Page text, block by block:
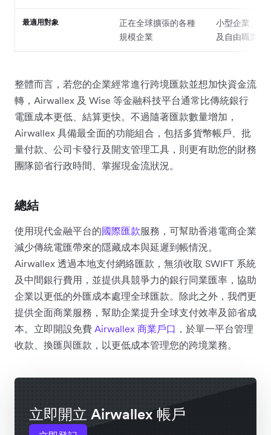
最適用對象
正在全球擴張的各種
規模企業
小型企業、初
及自由職業者
整體而言，若您的企業經常進行跨境匯款並想加快資金流
轉，Airwallex 及 Wise 等金融科技平台通常比傳統銀行
電匯成本更低、結算更快。不過隨著匯款數量增加，
Airwallex 具備最全面的功能組合，包括多貨幣帳戶、批
量付款、公司卡發行及開支管理工具，則更有助您的財務
團隊節省行政時間、掌握現金流狀況。
總結
使用現代金融平台的國際匯款服務，可幫助香港電商企業
減少傳統電匯帶來的隱藏成本與延遲到帳情況。
Airwallex 透過本地支付網絡匯款，無須收取 SWIFT 系統
及中間銀行費用，並提供具競爭力的銀行同業匯率，協助
企業以更低的外匯成本處理全球匯款。除此之外，我們更
提供全面商業服務，幫助企業提升全球支付效率及節省成
本。立即開設免費 Airwallex 商業戶口 ，於單一平台管理
收款、換匯與匯款，以更低成本管理您的跨境業務。
立即開立 Airwallex 帳戶